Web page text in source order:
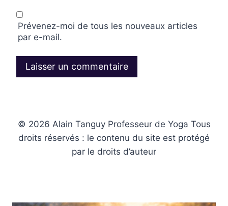
Prévenez-moi de tous les nouveaux articles
par e-mail.
© 2026 Alain Tanguy Professeur de Yoga Tous
droits réservés : le contenu du site est protégé
par le droits d’auteur